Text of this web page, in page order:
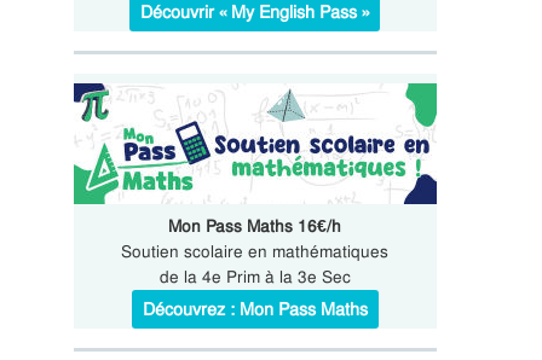
Découvrir « My English Pass »
Mon Pass Maths 16€/h
Soutien scolaire en mathématiques
de la 4e Prim à la 3e Sec
Découvrez : Mon Pass Maths